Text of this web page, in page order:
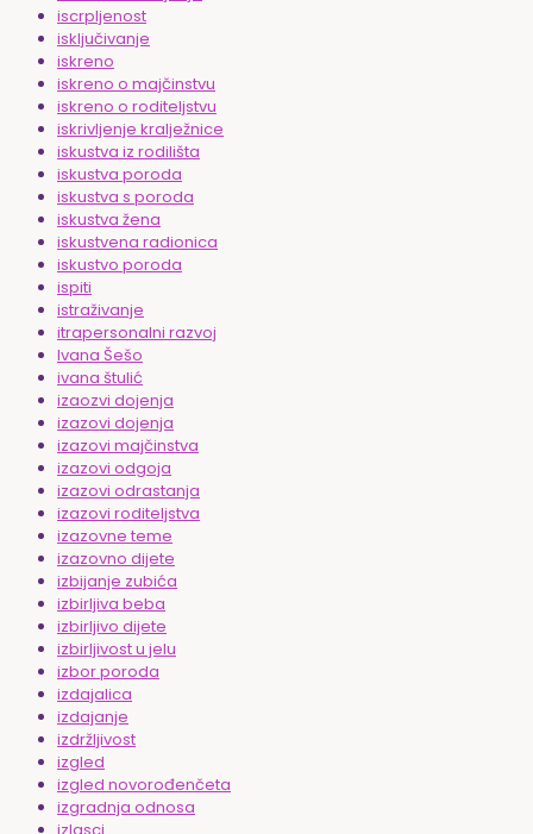
iscrpljenost
isključivanje
iskreno
iskreno o majčinstvu
iskreno o roditeljstvu
iskrivljenje kralježnice
iskustva iz rodilišta
iskustva poroda
iskustva s poroda
iskustva žena
iskustvena radionica
iskustvo poroda
ispiti
istraživanje
itrapersonalni razvoj
Ivana Šešo
ivana štulić
izaozvi dojenja
izazovi dojenja
izazovi majčinstva
izazovi odgoja
izazovi odrastanja
izazovi roditeljstva
izazovne teme
izazovno dijete
izbijanje zubića
izbirljiva beba
izbirljivo dijete
izbirljivost u jelu
izbor poroda
izdajalica
izdajanje
izdržljivost
izgled
izgled novorođenčeta
izgradnja odnosa